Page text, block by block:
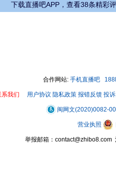
下载直播吧APP，查看38条精彩
合作网站: 手机直播吧
系我们 用户协议 隐私政策 报错反馈 投
闽网文(2020)0082-
营业执照
举报邮箱：